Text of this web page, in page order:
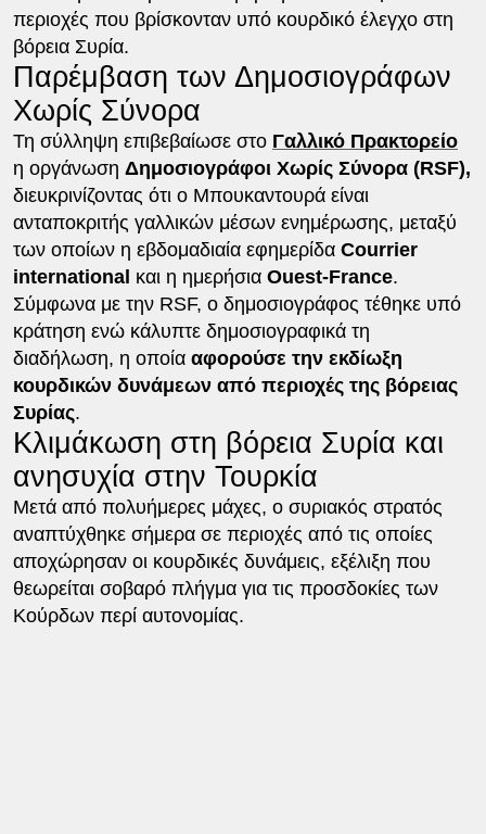
περιοχές που βρίσκονταν υπό κουρδικό έλεγχο στη
βόρεια Συρία.
Παρέμβαση των Δημοσιογράφων
Χωρίς Σύνορα
Τη σύλληψη επιβεβαίωσε στο Γαλλικό Πρακτορείο
η οργάνωση Δημοσιογράφοι Χωρίς Σύνορα (RSF),
διευκρινίζοντας ότι ο Μπουκαντουρά είναι
ανταποκριτής γαλλικών μέσων ενημέρωσης, μεταξύ
των οποίων η εβδομαδιαία εφημερίδα Courrier
international και η ημερήσια Ouest-France.
Σύμφωνα με την RSF, ο δημοσιογράφος τέθηκε υπό
κράτηση ενώ κάλυπτε δημοσιογραφικά τη
διαδήλωση, η οποία αφορούσε την εκδίωξη
κουρδικών δυνάμεων από περιοχές της βόρειας
Συρίας.
Κλιμάκωση στη βόρεια Συρία και
ανησυχία στην Τουρκία
Μετά από πολυήμερες μάχες, ο συριακός στρατός
αναπτύχθηκε σήμερα σε περιοχές από τις οποίες
αποχώρησαν οι κουρδικές δυνάμεις, εξέλιξη που
θεωρείται σοβαρό πλήγμα για τις προσδοκίες των
Κούρδων περί αυτονομίας.